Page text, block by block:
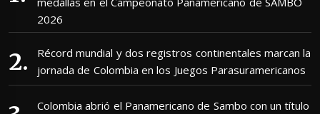
2026
Récord mundial y dos registros continentales marcan la
jornada de Colombia en los Juegos Parasuramericanos
Colombia abrió el Panamericano de Sambo con un título